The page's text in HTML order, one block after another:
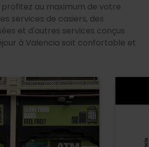
au maximum de votre
services de casiers, des
et d'autres services conçus
à Valencia soit confortable et